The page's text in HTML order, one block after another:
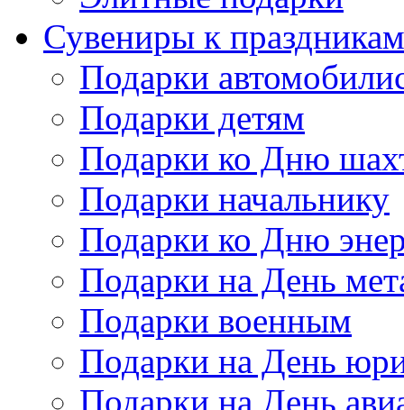
Сувениры к праздникам
Подарки
Подарки детям
Подарки ко Дню
Подарки начальнику
Подарки ко Дню
Подарки на День
Подарки военным
Подарки на День
Подарки на День